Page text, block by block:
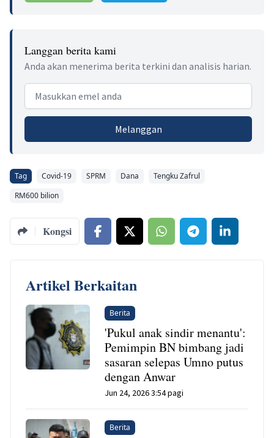
Langgan berita kami
Anda akan menerima berita terkini dan analisis harian.
Email address
Melanggan
Tag Covid-19 SPRM Dana
Tengku Zafrul
RM600 bilion
Kongsi
Artikel Berkaitan
Berita
'Pukul anak sindir menantu':
Pemimpin BN bimbang jadi
sasaran selepas Umno putus
dengan Anwar
Jun 24, 2026 3:54 pagi
Berita